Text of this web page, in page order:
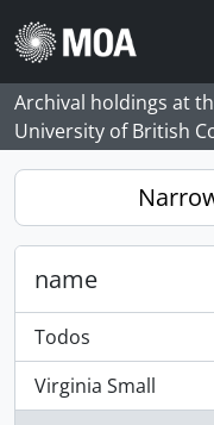
Skip to main content
Archival holdings at
University of British
name
Todos
Virginia Small
, 1 resultados